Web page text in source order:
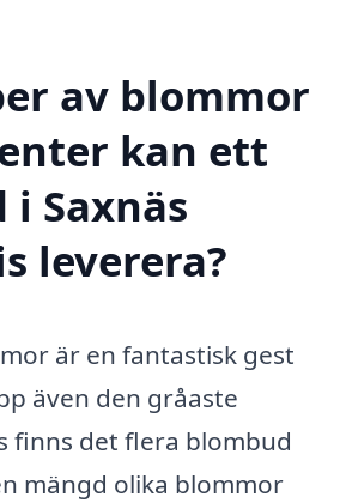
av blommor
kan ett
Saxnäs
leverera?
är en fantastisk gest
även den gråaste
finns det flera blombud
mängd olika blommor